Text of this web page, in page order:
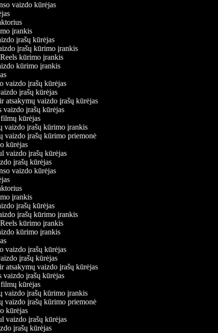
vaizdo kūrėjas
įrankis
įrašų kūrėjas
įrašų kūrimo įrankis
Reels kūrimo įrankis
kūrimo įrankis
vaizdo įrašų kūrėjas
įrašų kūrėjas
atsakymų vaizdo įrašų kūrėjas
vaizdo įrašų kūrėjas
filmų kūrėjas
vaizdo įrašų kūrimo įrankis
vaizdo įrašų kūrimo priemonė
kūrėjas
vaizdo įrašų kūrėjas
įrašų kūrėjas
vaizdo kūrėjas
įrankis
įrašų kūrėjas
įrašų kūrimo įrankis
Reels kūrimo įrankis
kūrimo įrankis
vaizdo įrašų kūrėjas
įrašų kūrėjas
atsakymų vaizdo įrašų kūrėjas
vaizdo įrašų kūrėjas
filmų kūrėjas
vaizdo įrašų kūrimo įrankis
vaizdo įrašų kūrimo priemonė
kūrėjas
vaizdo įrašų kūrėjas
įrašų kūrėjas